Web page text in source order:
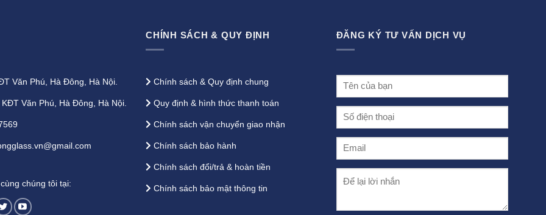
Văn Phú, Hà Đông, Hà Nội.
Văn Phú, Hà Đông, Hà Nội.
chúng tôi tại:
CHÍNH SÁCH & QUY ĐỊNH
Chính sách & Quy định chung
Quy định & hình thức thanh toán
Chính sách vận chuyển giao nhận
Chính sách bảo hành
Chính sách đổi/trả & hoàn tiền
Chính sách bảo mật thông tin
ĐĂNG KÝ TƯ VẤN DỊCH VỤ